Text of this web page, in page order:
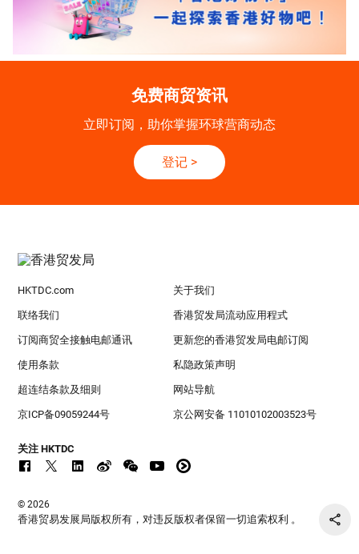
免费商贸资讯
立即订阅，助你掌握环球营商动态
登记 >
HKTDC.com 关于我们
联络我们 香港贸发局流动应用程式
订阅商贸全接触电邮通讯 更新您的香港贸发局电邮订阅
使用条款 私隐政策声明
超连结条款及细则 网站导航
京ICP备09059244号 京公网安备 11010102003523号
关注 HKTDC
© 2026
香港贸易发展局版权所有，对违反版权者保留一切追索权利 。